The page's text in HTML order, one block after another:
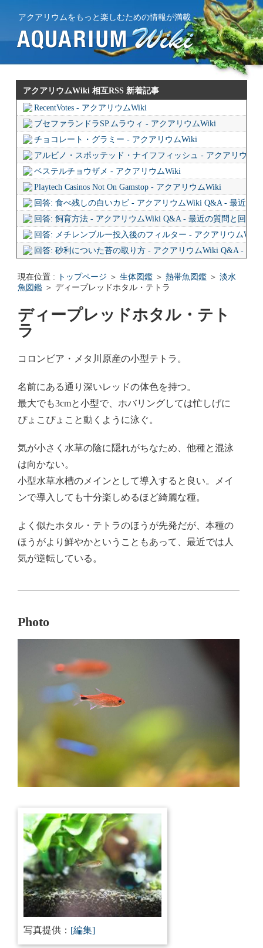
アクアリウムをもっと楽しむための情報が満載
アクアリウムWiki 相互RSS 新着記事
RecentVotes - アクアリウムWiki
ブセファランドラSP.ムラウィ - アクアリウムWiki
チョコレート・グラミー - アクアリウムWiki
アルビノ・スポッテッド・ナイフフィッシュ - アクアリウム
ベステルチョウザメ - アクアリウムWiki
Playtech Casinos Not On Gamstop - アクアリウムWiki
回答: 食べ残しの白いカビ - アクアリウムWiki Q&A - 最近の
回答: 飼育方法 - アクアリウムWiki Q&A - 最近の質問と回答
回答: メチレンブルー投入後のフィルター - アクアリウム
回答: 砂利についた苔の取り方 - アクアリウムWiki Q&A - 最
回答: ガラス面に卵を産まない貝っていますか？ - アクアリ
現在位置 : トップページ ＞ 生体図鑑 ＞ 熱帯魚図鑑 ＞ 淡水
魚図鑑 ＞ ディープレッドホタル・テトラ
ディープレッドホタル・テト
ラ
コロンビア・メタ川原産の小型テトラ。
名前にある通り深いレッドの体色を持つ。
最大でも3cmと小型で、ホバリングしては忙しげに
ぴょこぴょこと動くように泳ぐ。
気が小さく水草の陰に隠れがちなため、他種と混泳
は向かない。
小型水草水槽のメインとして導入すると良い。メイ
ンで導入しても十分楽しめるほど綺麗な種。
よく似たホタル・テトラのほうが先発だが、本種の
ほうがより鮮やかということもあって、最近では人
気が逆転している。
Photo
写真提供： [編集]